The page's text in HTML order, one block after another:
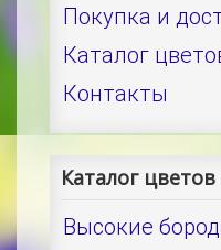
Покупка и
Каталог
Контакты
Каталог цветов
Высокие